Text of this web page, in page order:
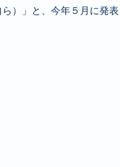
）」と、今年５月に発